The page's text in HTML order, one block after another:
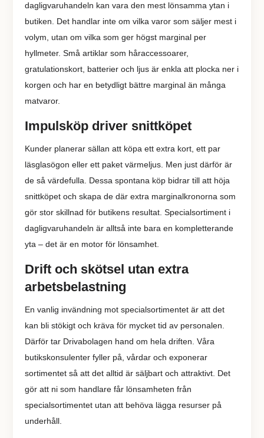
dagligvaruhandeln kan vara den mest lönsamma ytan i
butiken. Det handlar inte om vilka varor som säljer mest i
volym, utan om vilka som ger högst marginal per
hyllmeter. Små artiklar som håraccessoarer,
gratulationskort, batterier och ljus är enkla att plocka ner i
korgen och har en betydligt bättre marginal än många
matvaror.
Impulsköp driver snittköpet
Kunder planerar sällan att köpa ett extra kort, ett par
läsglasögon eller ett paket värmeljus. Men just därför är
de så värdefulla. Dessa spontana köp bidrar till att höja
snittköpet och skapa de där extra marginalkronorna som
gör stor skillnad för butikens resultat. Specialsortiment i
dagligvaruhandeln är alltså inte bara en kompletterande
yta – det är en motor för lönsamhet.
Drift och skötsel utan extra
arbetsbelastning
En vanlig invändning mot specialsortimentet är att det
kan bli stökigt och kräva för mycket tid av personalen.
Därför tar Drivabolagen hand om hela driften. Våra
butikskonsulenter fyller på, vårdar och exponerar
sortimentet så att det alltid är säljbart och attraktivt. Det
gör att ni som handlare får lönsamheten från
specialsortimentet utan att behöva lägga resurser på
underhåll.